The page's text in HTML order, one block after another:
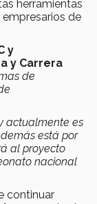
herramientas
de
y
y Carrera
de
actualmente es
está por
al proyecto
nacional
continuar